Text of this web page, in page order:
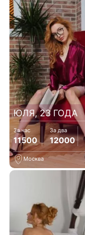
ЮЛЯ, 23 ГОДА
За час
11500
За два
12000
Москва